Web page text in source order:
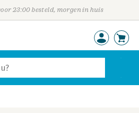
23:00 besteld, morgen in huis